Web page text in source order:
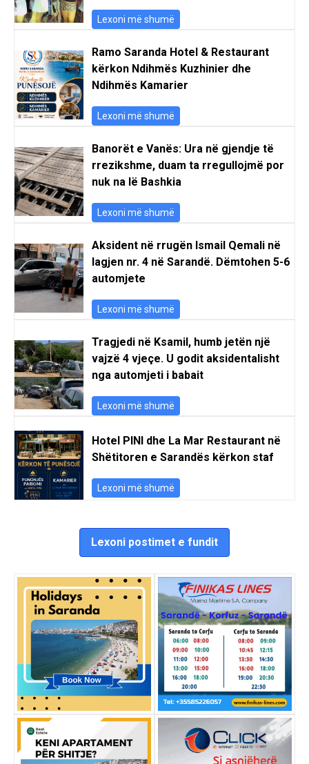
Lexoni më shumë
Ramo Saranda Hotel & Restaurant
kërkon Ndihmës Kuzhinier dhe
Ndihmës Kamarier
Lexoni më shumë
Banorët e Vanës: Ura në gjendje të
rrezikshme, duam ta rregullojmë por
nuk na lë Bashkia
Lexoni më shumë
Aksident në rrugën Ismail Qemali në
lagjen nr. 4 në Sarandë. Dëmtohen 5-6
automjete
Lexoni më shumë
Tragjedi në Ksamil, humb jetën një
vajzë 4 vjeçe. U godit aksidentalisht
nga automjeti i babait
Lexoni më shumë
Hotel PINI dhe La Mar Restaurant në
Shëtitoren e Sarandës kërkon staf
Lexoni më shumë
Lexoni postimet e fundit